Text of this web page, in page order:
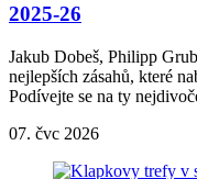
2025-26
Jakub Dobeš, Philipp
nejlepších zásahů, které
Podívejte se na ty
07. čvc 2026